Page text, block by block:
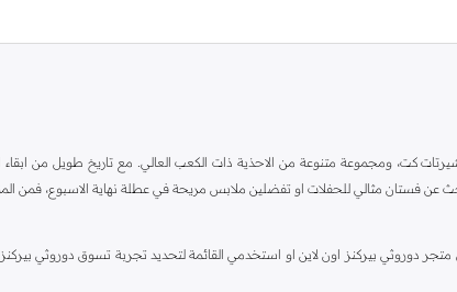
كت، ومجموعة متنوعة من الاحذية ذات الكعب العالي. مع تاريخ طويل من
عن فستان مثالي للحفلات او تفضلين ملابس مريحة في عطلة نهاية الاسبوع، فمن
بيركنز اون لاين او استخدمي القائمة لتحديد تجربة تسوق دوروثي